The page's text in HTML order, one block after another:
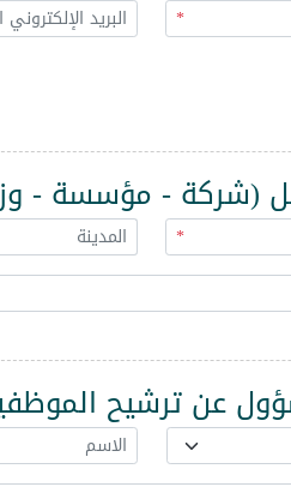
*
(شركة - مؤسسة -
*
عن ترشيح